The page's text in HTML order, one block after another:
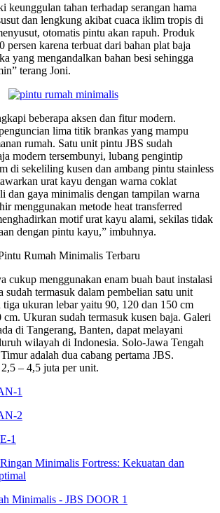
keunggulan tahan terhadap serangan hama
dan lengkung akibat cuaca iklim tropis di
otomatis pintu akan rapuh. Produk
persen karena terbuat dari bahan plat baja
yang mengandalkan bahan besi sehingga
terang Joni.
beberapa aksen dan fitur modern.
lima titik brankas yang mampu
rumah. Satu unit pintu JBS sudah
modern tersembunyi, lubang pengintip
di sekeliling kusen dan ambang pintu stainless
urat kayu dengan warna coklat
dan gaya minimalis dengan tampilan warna
menggunakan metode heat transferred
motif urat kayu alami, sekilas tidak
dengan pintu kayu,” imbuhnya.
cukup menggunakan enam buah baut instalasi
sudah termasuk dalam pembelian satu unit
ukuran lebar yaitu 90, 120 dan 150 cm
cm. Ukuran sudah termasuk kusen baja. Galeri
di Tangerang, Banten, dapat melayani
wilayah di Indonesia. Solo-Jawa Tengah
adalah dua cabang pertama JBS.
– 4,5 juta per unit.